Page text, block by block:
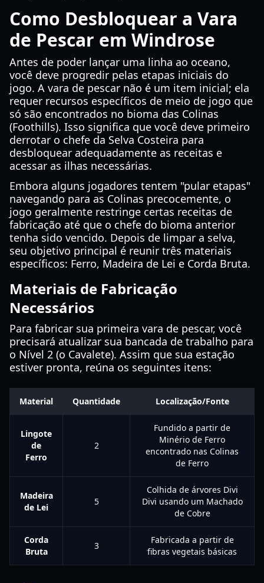
Como Desbloquear a Vara
de Pescar em Windrose
Antes de poder lançar uma linha ao oceano,
você deve progredir pelas etapas iniciais do
jogo. A vara de pescar não é um item inicial; ela
requer recursos específicos de meio de jogo que
só são encontrados no bioma das Colinas
(Foothills). Isso significa que você deve primeiro
derrotar o chefe da Selva Costeira para
desbloquear adequadamente as receitas e
acessar as ilhas necessárias.
Embora alguns jogadores tentem "pular etapas"
navegando para as Colinas precocemente, o
jogo geralmente restringe certas receitas de
fabricação até que o chefe do bioma anterior
tenha sido vencido. Depois de limpar a selva,
seu objetivo principal é reunir três materiais
específicos: Ferro, Madeira de Lei e Corda Bruta.
Materiais de Fabricação
Necessários
Para fabricar sua primeira vara de pescar, você
precisará atualizar sua bancada de trabalho para
o Nível 2 (o Cavalete). Assim que sua estação
estiver pronta, reúna os seguintes itens:
Material Quantidade Localização/Fonte
Lingote
de
Ferro
2
Fundido a partir de
Minério de Ferro
encontrado nas Colinas
de Ferro
Madeira
de Lei
5
Colhida de árvores Divi
Divi usando um Machado
de Cobre
Corda
Bruta
3
Fabricada a partir de
fibras vegetais básicas